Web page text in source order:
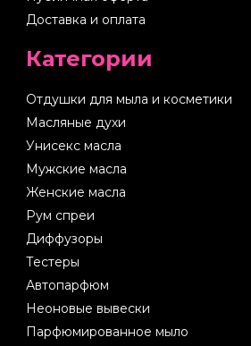
Доставка и оплата
Категории
Отдушки для мыла и косметики
Масляные духи
Унисекс масла
Мужские масла
Женские масла
Рум спреи
Диффузоры
Тестеры
Автопарфюм
Неоновые вывески
Парфюмированное мыло